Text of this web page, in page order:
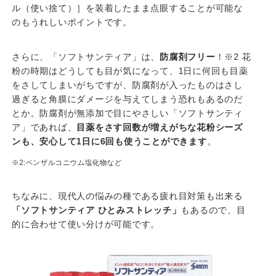
ル（使い捨て）］を装着したまま点眼することが可能な
のもうれしいポイントです。
さらに、「ソフトサンティア」は、 防腐剤フリー ！※2 花
粉の時期はどうしても目が気になって、1日に何回も目薬
をさしてしまいがちですが、防腐剤が入ったものはさし
過ぎると角膜にダメージを与えてしまう恐れもあるのだ
とか。防腐剤が無添加で目にやさしい「ソフトサンティ
ア」であれば、
目薬をさす回数が増えがちな花粉シーズ
ンも、安心して1日に6回も使うことができます。
※2:ベンザルコニウム塩化物など
ちなみに、現代人の悩みの種である疲れ目対策も出来る
「ソフトサンティア ひとみストレッチ」
もあるので、目
的に合わせて使い分けが可能です。